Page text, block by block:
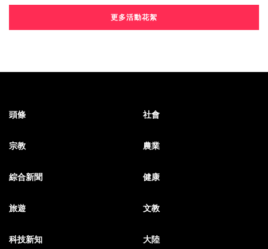
更多活動花絮
頭條 社會
宗教 農業
綜合新聞 健康
旅遊 文教
科技新知 大陸